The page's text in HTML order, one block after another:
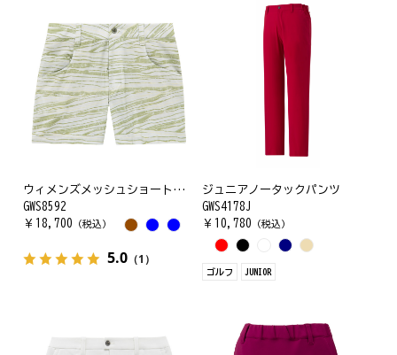
ウィメンズメッシュショートパンツ
GWS8592
￥ 18,700 （税込）
5.0 （1）
ジュニアノータックパンツ
GWS4178J
￥ 10,780 （税込）
ゴルフ JUNIOR